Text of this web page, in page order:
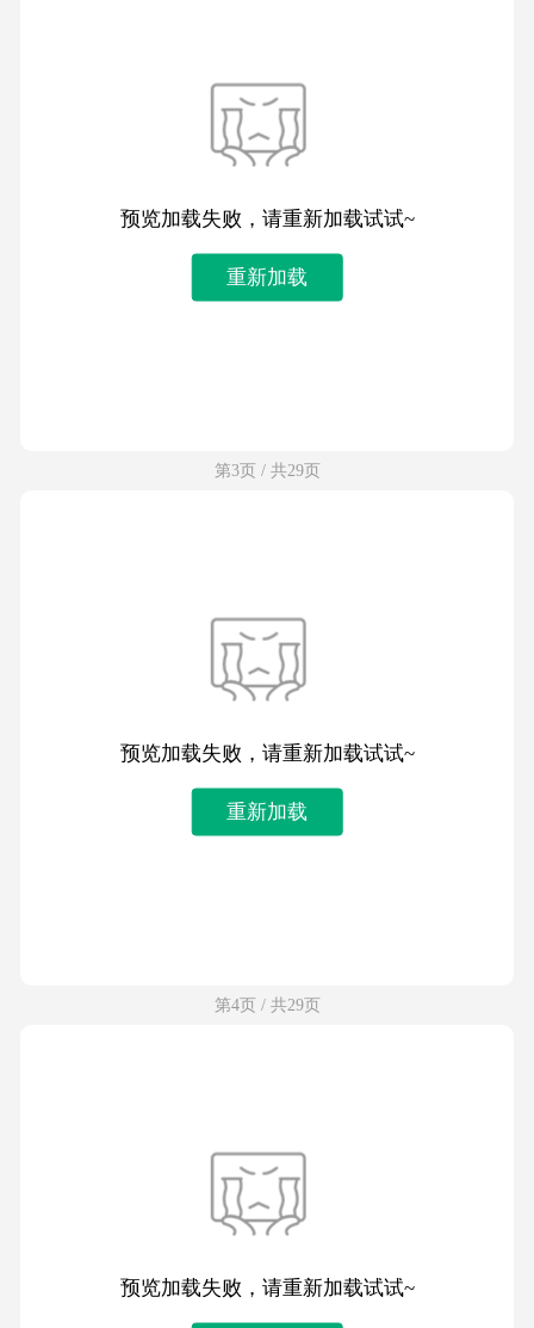
预览加载失败，请重新加载试试~
重新加载
第3页 / 共29页
预览加载失败，请重新加载试试~
重新加载
第4页 / 共29页
预览加载失败，请重新加载试试~